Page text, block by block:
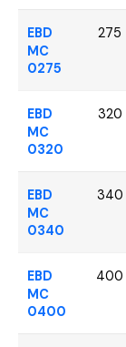
EBD
MC
0275
275
EBD
MC
0320
320
EBD
MC
0340
340
EBD
MC
0400
400